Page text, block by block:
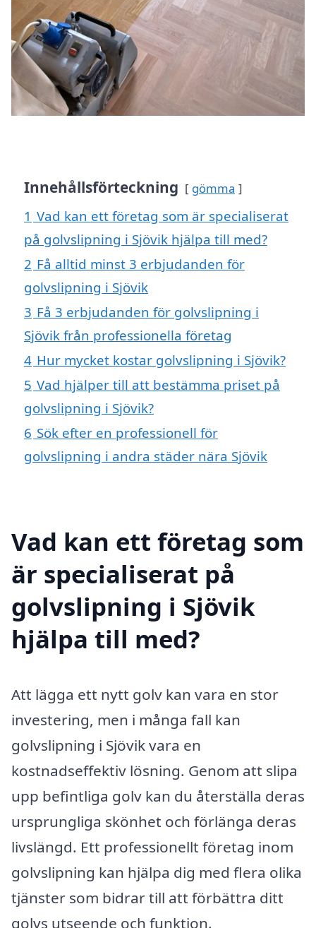
Innehållsförteckning gömma
1 Vad kan ett företag som är specialiserat
på golvslipning i Sjövik hjälpa till med?
2 Få alltid minst 3 erbjudanden för
golvslipning i Sjövik
3 Få 3 erbjudanden för golvslipning i
Sjövik från professionella företag
4 Hur mycket kostar golvslipning i Sjövik?
5 Vad hjälper till att bestämma priset på
golvslipning i Sjövik?
6 Sök efter en professionell för
golvslipning i andra städer nära Sjövik
Vad kan ett företag som
är specialiserat på
golvslipning i Sjövik
hjälpa till med?
Att lägga ett nytt golv kan vara en stor
investering, men i många fall kan
golvslipning i Sjövik vara en
kostnadseffektiv lösning. Genom att slipa
upp befintliga golv kan du återställa deras
ursprungliga skönhet och förlänga deras
livslängd. Ett professionellt företag inom
golvslipning kan hjälpa dig med flera olika
tjänster som bidrar till att förbättra ditt
golvs utseende och funktion.